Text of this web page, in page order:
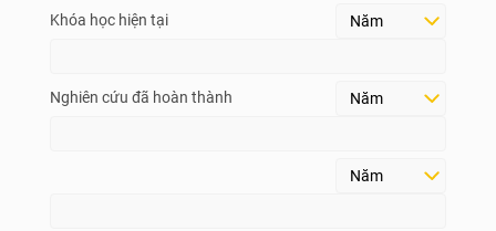
Khóa học hiện tại
Nghiên cứu đã hoàn thành